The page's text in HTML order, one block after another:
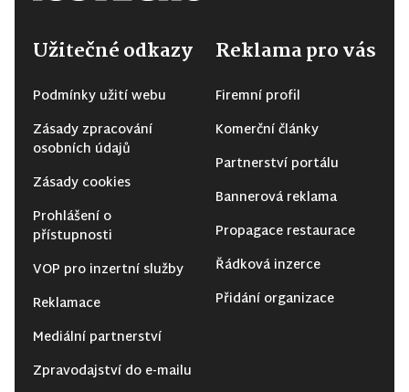
Užitečné odkazy
Podmínky užití webu
Zásady zpracování
osobních údajů
Zásady cookies
Prohlášení o
přístupnosti
VOP pro inzertní služby
Reklamace
Mediální partnerství
Zpravodajství do e-mailu
Reklama pro vás
Firemní profil
Komerční články
Partnerství portálu
Bannerová reklama
Propagace restaurace
Řádková inzerce
Přidání organizace